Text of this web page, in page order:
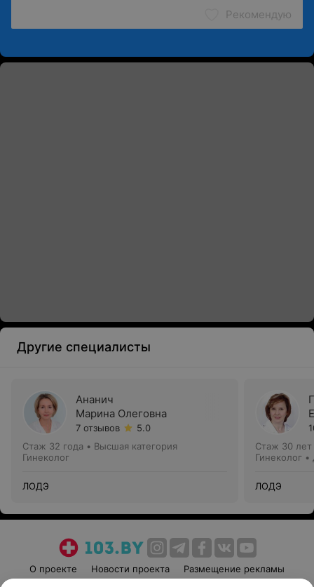
Рекомендую
Другие специалисты
Ананич
Марина Олеговна
7 отзывов
5.0
Стаж 32 года • Высшая категория
Гинеколог
ЛОДЭ
Стаж 30 лет
Гинеколог
ЛОДЭ
О проекте Новости проекта
Размещение рекламы